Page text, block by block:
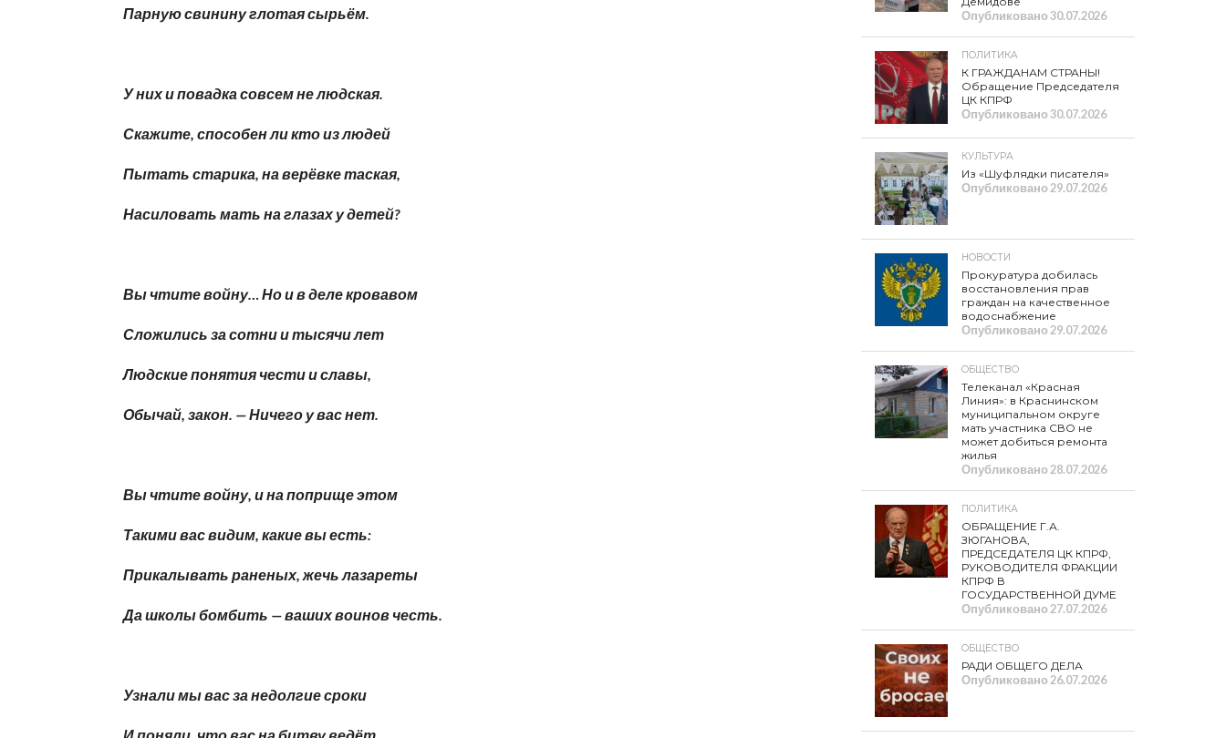
Парную свинину глотая сырьём.
У них и повадка совсем не людская.
Скажите, способен ли кто из людей
Пытать старика, на верёвке таская,
Насиловать мать на глазах у детей?
Вы чтите войну… Но и в деле кровавом
Сложились за сотни и тысячи лет
Людские понятия чести и славы,
Обычай, закон. — Ничего у вас нет.
Вы чтите войну, и на поприще этом
Такими вас видим, какие вы есть:
Прикалывать раненых, жечь лазареты
Да школы бомбить — ваших воинов честь.
Узнали мы вас за недолгие сроки
И поняли, что вас на битву ведёт,
Опубликовано30.07.2026
ПОЛИТИКА
К ГРАЖДАНАМ СТРАНЫ!
Обращение Председателя
ЦК КПРФ
Опубликовано30.07.2026
КУЛЬТУРА
Из «Шуфлядки писателя»
Опубликовано29.07.2026
НОВОСТИ
Прокуратура добилась
восстановления прав
граждан на качественное
водоснабжение
Опубликовано29.07.2026
ОБЩЕСТВО
Телеканал «Красная
Линия»: в Краснинском
муниципальном округе
мать участника СВО не
может добиться ремонта
жилья
Опубликовано28.07.2026
ПОЛИТИКА
ОБРАЩЕНИЕ Г.А.
ЗЮГАНОВА,
ПРЕДСЕДАТЕЛЯ ЦК КПРФ,
РУКОВОДИТЕЛЯ ФРАКЦИИ
КПРФ В
ГОСУДАРСТВЕННОЙ ДУМЕ
Опубликовано27.07.2026
ОБЩЕСТВО
РАДИ ОБЩЕГО ДЕЛА
Опубликовано26.07.2026